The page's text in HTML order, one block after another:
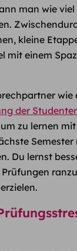
man wie
kleine
mit einem
wie
der
zu lernen
Semester
Du lernst